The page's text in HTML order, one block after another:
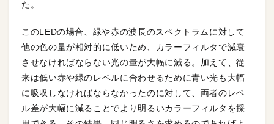
た。
このLEDの場合、緑や赤の波長のスペクトラムに対して
他の色の量が相対的に低いため、カラーフィルタで減衰
させなければならない光の量が大幅に減る。加えて、従
来は低い赤や緑のレベルに合わせるために青い光も大幅
に吸収しなければならなかったのに対して、両者のレベ
ル差が大幅に減ることでより明るいカラーフィルタを採